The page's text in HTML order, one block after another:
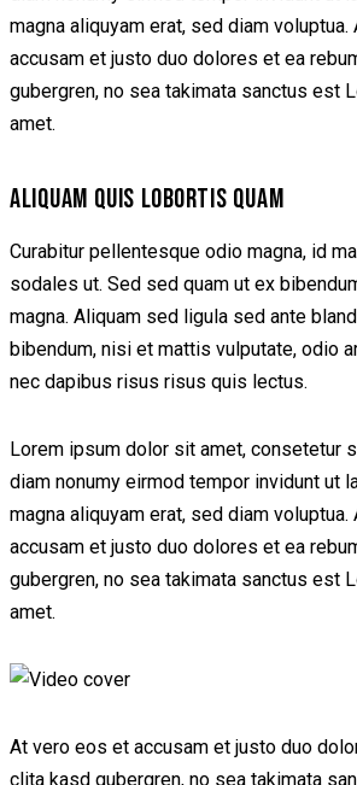
magna aliquyam erat, sed diam
accusam et justo duo dolores et ea
gubergren, no sea takimata sanctus est
amet.
ALIQUAM QUIS LOBORTIS QUAM
Curabitur pellentesque odio magna, id
sodales ut. Sed sed quam ut ex
magna. Aliquam sed ligula sed ante
bibendum, nisi et mattis vulputate, odio
nec dapibus risus risus quis lectus.
Lorem ipsum dolor sit amet, consetetur
diam nonumy eirmod tempor invidunt ut
magna aliquyam erat, sed diam
accusam et justo duo dolores et ea
gubergren, no sea takimata sanctus est
amet.
At vero eos et accusam et justo duo
clita kasd gubergren, no sea takimata